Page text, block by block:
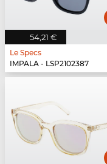
54,21 €
Le Specs
IMPALA - LSP2102387